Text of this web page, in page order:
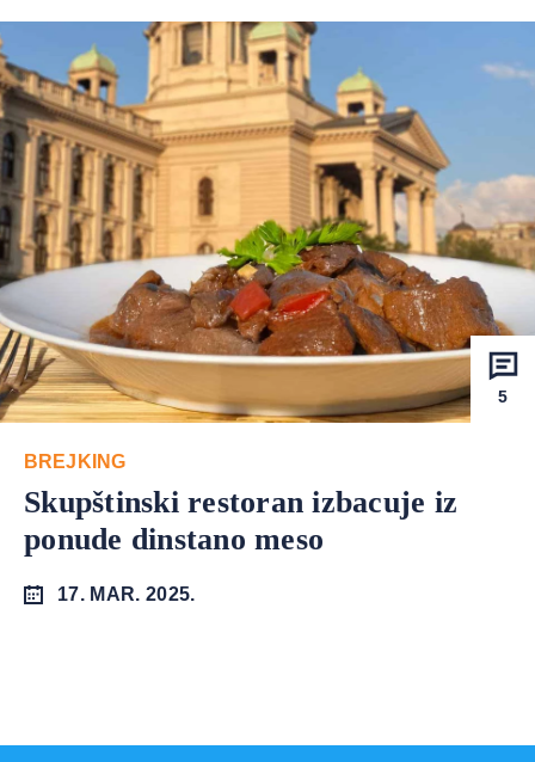
5
BREJKING
Skupštinski restoran izbacuje iz
ponude dinstano meso
17. MAR. 2025.